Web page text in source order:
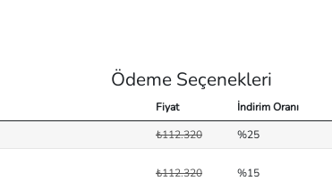
Ödeme Seçenekleri
Fiyat İndirim Oranı
₺112.320 %25
₺112.320 %15